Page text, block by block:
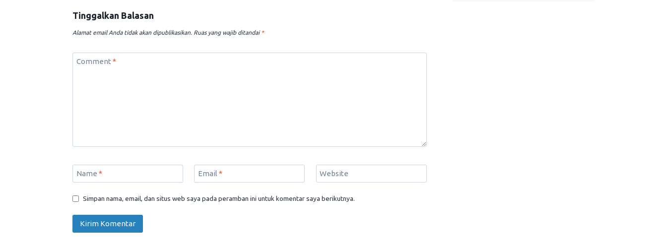
Tinggalkan Balasan
Alamat email Anda tidak akan dipublikasikan. Ruas yang wajib ditandai *
Comment *
Name * Email * Website
Simpan nama, email, dan situs web saya pada peramban ini untuk komentar saya berikutnya.